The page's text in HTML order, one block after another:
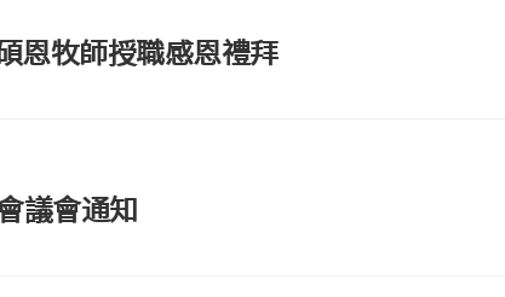
恩牧師授職感恩禮拜
議會通知